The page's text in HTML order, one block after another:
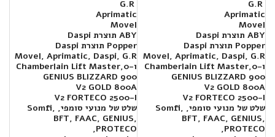
Aprimatic
Movel
ABY תוצרת Daspi
Popper תוצרת Daspi
Movel, Aprimatic, Daspi, G.R
ו-Chamberlain Lift Master,0
GENIUS BLIZZARD 900
V2 GOLD 800A
V2 FORTECO 2500-I
שלט של מנועי סומפי, Somfi,
BFT, FAAC, GENIUS,
PROTECO,
Aprimatic
Movel
ABY תוצרת Daspi
Popper תוצרת Daspi
Movel, Aprimatic, Daspi, G.R
ו-Chamberlain Lift Master,0
GENIUS BLIZZARD 900
V2 GOLD 800A
V2 FORTECO 2500-I
שלט של מנועי סומפי, Somfi,
BFT, FAAC, GENIUS,
PROTECO,